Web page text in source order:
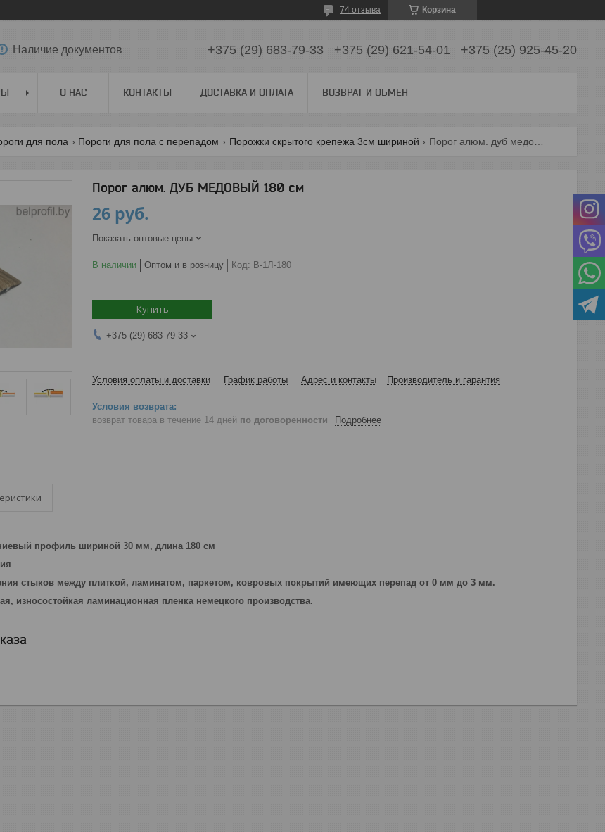
Корзина
74 отзыва
Наличие документов +375 (29) 683-79-33 +375 (29) 621-54-01 +375 (25) 925-45-20
О НАС КОНТАКТЫ ДОСТАВКА И ОПЛАТА ВОЗВРАТ И ОБМЕН
для пола Пороги для пола с перепадом Порожки скрытого крепежа 3см шириной
Порог алюм. ДУБ МЕДОВЫЙ 180 см
26 руб.
Показать оптовые цены
В наличии Оптом и в розницу Код: В-1Л-180
Купить
+375 (29) 683-79-33
Условия оплаты и доставки График работы Адрес и контакты Производитель и гарантия
возврат товара в течение 14 дней по договоренности Подробнее
профиль шириной 30 мм, длина 180 см
стыков между плиткой, ламинатом, паркетом, ковровых покрытий имеющих перепад от 0 мм до 3 мм.
износостойкая ламинационная пленка немецкого производства.